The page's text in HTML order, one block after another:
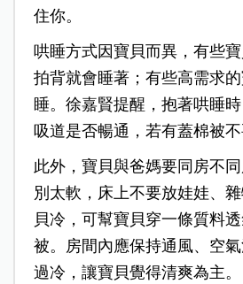
住你。
哄睡方式因寶貝而異，有些
拍背就會睡著；有些高需求
睡。徐嘉賢提醒，抱著哄睡
吸道是否暢通，若有蓋棉被不
此外，寶貝與爸媽要同房不同
別太軟，床上不要放娃娃、
貝冷，可幫寶貝穿一條質料
被。房間內應保持通風、空
過冷，讓寶貝覺得清爽為主。